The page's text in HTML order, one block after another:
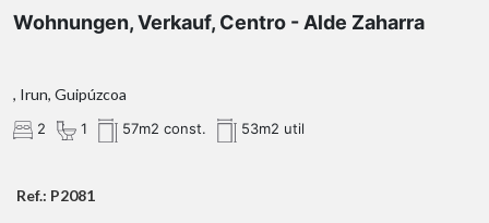
Wohnungen, Verkauf, Centro - Alde Zaharra
, Irun, Guipúzcoa
2 1 57m2 const. 53m2 util
Ref.: P2081